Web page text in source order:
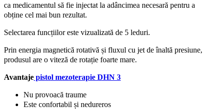
ca medicamentul să fie injectat la adâncimea necesară pentru a
obține cel mai bun rezultat.
Selectarea funcțiilor este vizualizată de 5 leduri.
Prin energia magnetică rotativă și fluxul cu jet de înaltă presiune,
produsul are o viteză de rotație foarte mare.
Avantaje pistol mezoterapie DHN 3
Nu provoacă traume
Este confortabil și nedureros